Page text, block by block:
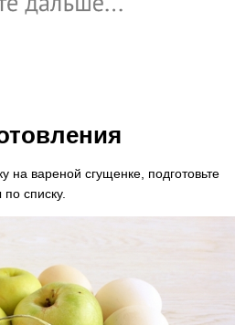
на вареной сгущенке, подготовьте
списку.